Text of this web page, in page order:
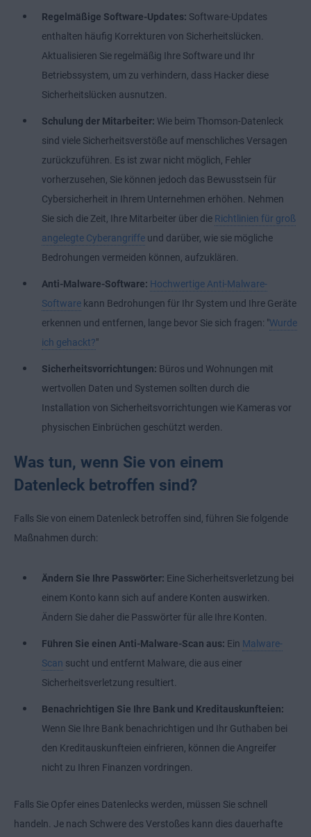
Regelmäßige Software-Updates: Software-Updates
enthalten häufig Korrekturen von Sicherheitslücken.
Aktualisieren Sie regelmäßig Ihre Software und Ihr
Betriebssystem, um zu verhindern, dass Hacker diese
Sicherheitslücken ausnutzen.
Schulung der Mitarbeiter: Wie beim Thomson-Datenleck
sind viele Sicherheitsverstöße auf menschliches Versagen
zurückzuführen. Es ist zwar nicht möglich, Fehler
vorherzusehen, Sie können jedoch das Bewusstsein für
Cybersicherheit in Ihrem Unternehmen erhöhen. Nehmen
Sie sich die Zeit, Ihre Mitarbeiter über die Richtlinien für groß
angelegte Cyberangriffe und darüber, wie sie mögliche
Bedrohungen vermeiden können, aufzuklären.
Anti-Malware-Software: Hochwertige Anti-Malware-
Software kann Bedrohungen für Ihr System und Ihre Geräte
erkennen und entfernen, lange bevor Sie sich fragen: "Wurde
ich gehackt?"
Sicherheitsvorrichtungen: Büros und Wohnungen mit
wertvollen Daten und Systemen sollten durch die
Installation von Sicherheitsvorrichtungen wie Kameras vor
physischen Einbrüchen geschützt werden.
Was tun, wenn Sie von einem
Datenleck betroffen sind?
Falls Sie von einem Datenleck betroffen sind, führen Sie folgende
Maßnahmen durch:
Ändern Sie Ihre Passwörter: Eine Sicherheitsverletzung bei
einem Konto kann sich auf andere Konten auswirken.
Ändern Sie daher die Passwörter für alle Ihre Konten.
Führen Sie einen Anti-Malware-Scan aus: Ein Malware-
Scan sucht und entfernt Malware, die aus einer
Sicherheitsverletzung resultiert.
Benachrichtigen Sie Ihre Bank und Kreditauskunfteien:
Wenn Sie Ihre Bank benachrichtigen und Ihr Guthaben bei
den Kreditauskunfteien einfrieren, können die Angreifer
nicht zu Ihren Finanzen vordringen.
Falls Sie Opfer eines Datenlecks werden, müssen Sie schnell
handeln. Je nach Schwere des Verstoßes kann dies dauerhafte